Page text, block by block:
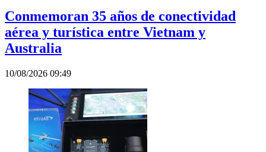
Conmemoran 35 años de conectividad
aérea y turística entre Vietnam y
Australia
10/08/2026 09:49